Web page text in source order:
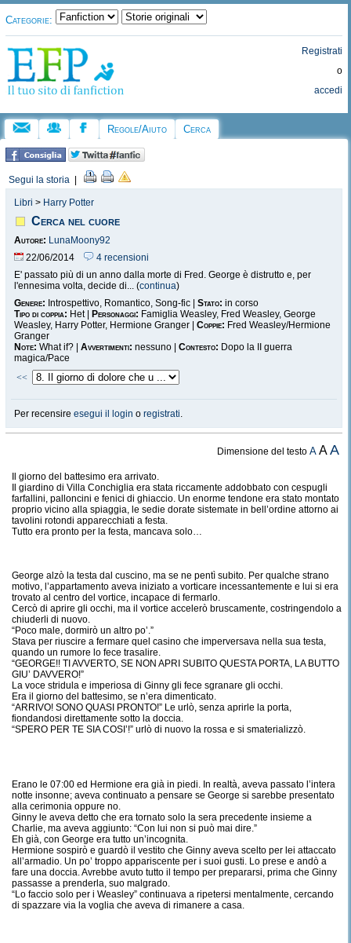
Categorie:
Registrati
o
accedi
Regole/Aiuto Cerca
Segui la storia
Libri > Harry Potter
Cerca nel cuore
Autore: LunaMoony92
22/06/2014
4 recensioni
E' passato più di un anno dalla morte di Fred. George è distrutto e, per
l'ennesima volta, decide di... (continua)
Genere: Introspettivo, Romantico, Song-fic | Stato: in corso
Tipo di coppia: Het | Personaggi: Famiglia Weasley, Fred Weasley, George
Weasley, Harry Potter, Hermione Granger | Coppie: Fred Weasley/Hermione
Granger
Note: What if? | Avvertimenti: nessuno | Contesto: Dopo la II guerra
magica/Pace
<<
Per recensire esegui il login o registrati.
Dimensione del testoA AA
Il giorno del battesimo era arrivato.
Il giardino di Villa Conchiglia era stata riccamente addobbato con cespugli
farfallini, palloncini e fenici di ghiaccio. Un enorme tendone era stato montato
proprio vicino alla spiaggia, le sedie dorate sistemate in bell’ordine attorno ai
tavolini rotondi apparecchiati a festa.
Tutto era pronto per la festa, mancava solo…
George alzò la testa dal cuscino, ma se ne pentì subito. Per qualche strano
motivo, l’appartamento aveva iniziato a vorticare incessantemente e lui si era
trovato al centro del vortice, incapace di fermarlo.
Cercò di aprire gli occhi, ma il vortice accelerò bruscamente, costringendolo a
chiuderli di nuovo.
“Poco male, dormirò un altro po’.”
Stava per riuscire a fermare quel casino che imperversava nella sua testa,
quando un rumore lo fece trasalire.
“GEORGE!! TI AVVERTO, SE NON APRI SUBITO QUESTA PORTA, LA BUTTO
GIU’ DAVVERO!”
La voce stridula e imperiosa di Ginny gli fece sgranare gli occhi.
Era il giorno del battesimo, se n’era dimenticato.
“ARRIVO! SONO QUASI PRONTO!” Le urlò, senza aprirle la porta,
fiondandosi direttamente sotto la doccia.
“SPERO PER TE SIA COSI’!” urlò di nuovo la rossa e si smaterializzò.
Erano le 07:00 ed Hermione era già in piedi. In realtà, aveva passato l’intera
notte insonne; aveva continuato a pensare se George si sarebbe presentato
alla cerimonia oppure no.
Ginny le aveva detto che era tornato solo la sera precedente insieme a
Charlie, ma aveva aggiunto: “Con lui non si può mai dire.”
Eh già, con George era tutto un’incognita.
Hermione sospirò e guardò il vestito che Ginny aveva scelto per lei attaccato
all’armadio. Un po’ troppo appariscente per i suoi gusti. Lo prese e andò a
fare una doccia. Avrebbe avuto tutto il tempo per prepararsi, prima che Ginny
passasse a prenderla, suo malgrado.
“Lo faccio solo per i Weasley” continuava a ripetersi mentalmente, cercando
di spazzare via la voglia che aveva di rimanere a casa.